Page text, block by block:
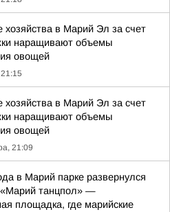
хозяйства в Марий Эл за счет
наращивают объемы
овощей
хозяйства в Марий Эл за счет
наращивают объемы
овощей
21:09
в Марий парке развернулся
танцпол» —
площадка, где марийские